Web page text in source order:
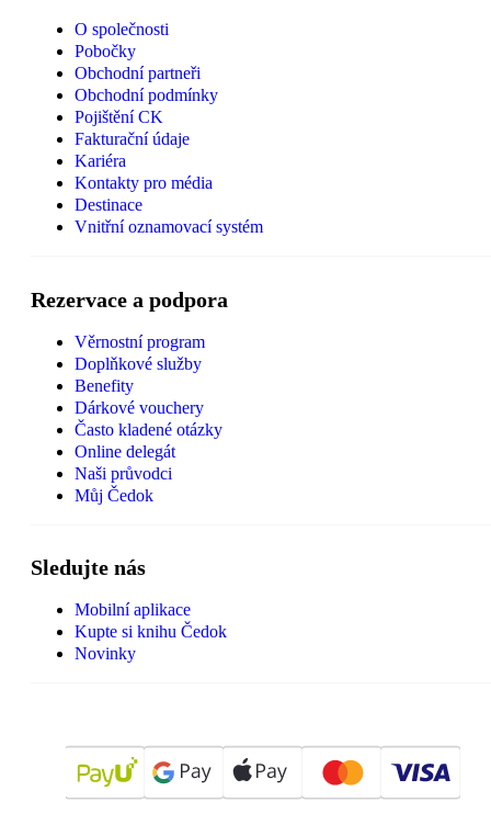
O společnosti
Pobočky
Obchodní partneři
Obchodní podmínky
Pojištění CK
Fakturační údaje
Kariéra
Kontakty pro média
Destinace
Vnitřní oznamovací systém
Rezervace a podpora
Věrnostní program
Doplňkové služby
Benefity
Dárkové vouchery
Často kladené otázky
Online delegát
Naši průvodci
Můj Čedok
Sledujte nás
Mobilní aplikace
Kupte si knihu Čedok
Novinky